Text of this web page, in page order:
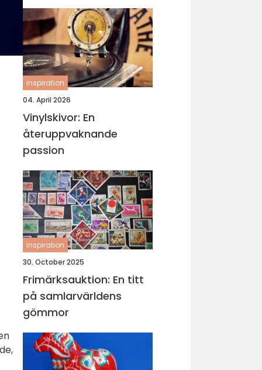
miljö
inspiration
04. April 2026
Vinylskivor: En
återuppvaknande
passion
inspiration
30. October 2025
Frimärksauktion: En titt
på samlarvärldens
gömmor